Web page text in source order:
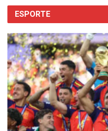
ESPORTE